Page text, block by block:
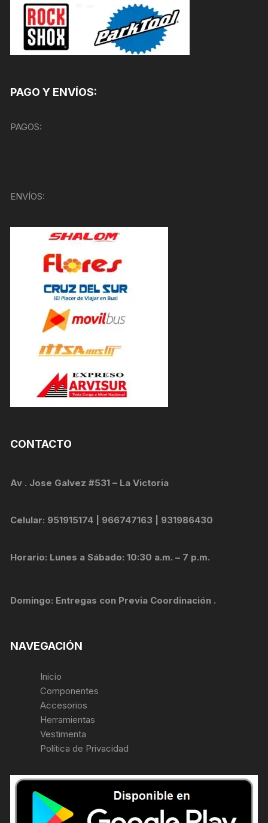
PAGO Y ENVÍOS:
PAGOS:
ENVÍOS:
CONTACTO
Av . Jose Galvez #531 – La Victoria
Celular: 951915174 | 966747163 | 931986430
Horario: Lunes a Sábado: 10:30 a.m. – 7 p.m.
Domingo: Entregas con Previa Coordinación .
NAVEGACIÓN
Inicio
Componentes
Accesorios
Herramientas
Vestimenta
Política de Privacidad